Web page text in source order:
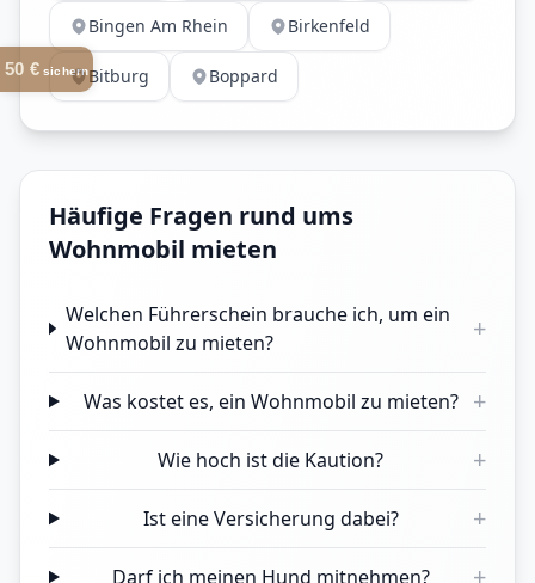
Bingen Am Rhein Birkenfeld
Bitburg Boppard
Häufige Fragen rund ums
Wohnmobil mieten
Welchen Führerschein brauche ich, um ein
Wohnmobil zu mieten?
+
Was kostet es, ein Wohnmobil zu mieten? +
Wie hoch ist die Kaution? +
Ist eine Versicherung dabei? +
Darf ich meinen Hund mitnehmen? +
50 €sichern